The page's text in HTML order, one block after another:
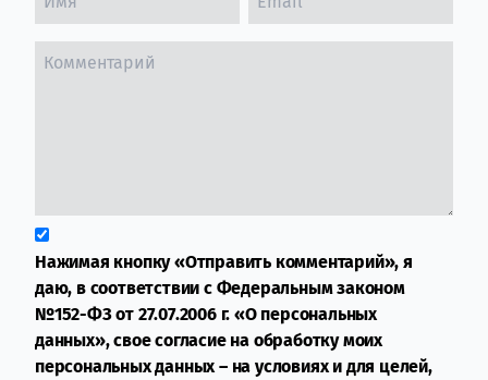
Нажимая кнопку «Отправить комментарий», я
даю, в соответствии с Федеральным законом
№152-ФЗ от 27.07.2006 г. «О персональных
данных», свое согласие на обработку моих
персональных данных – на условиях и для целей,